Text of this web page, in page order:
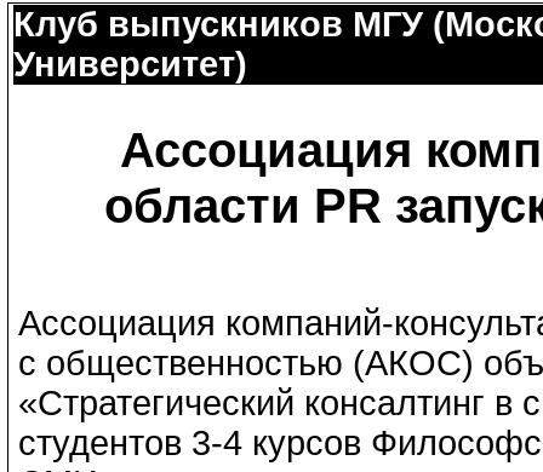
Клуб выпускников МГУ
Университет)
Ассоциация
области PR
Ассоциация компаний-
с общественностью (АКОС)
«Стратегический консалтинг
студентов 3-4 курсов